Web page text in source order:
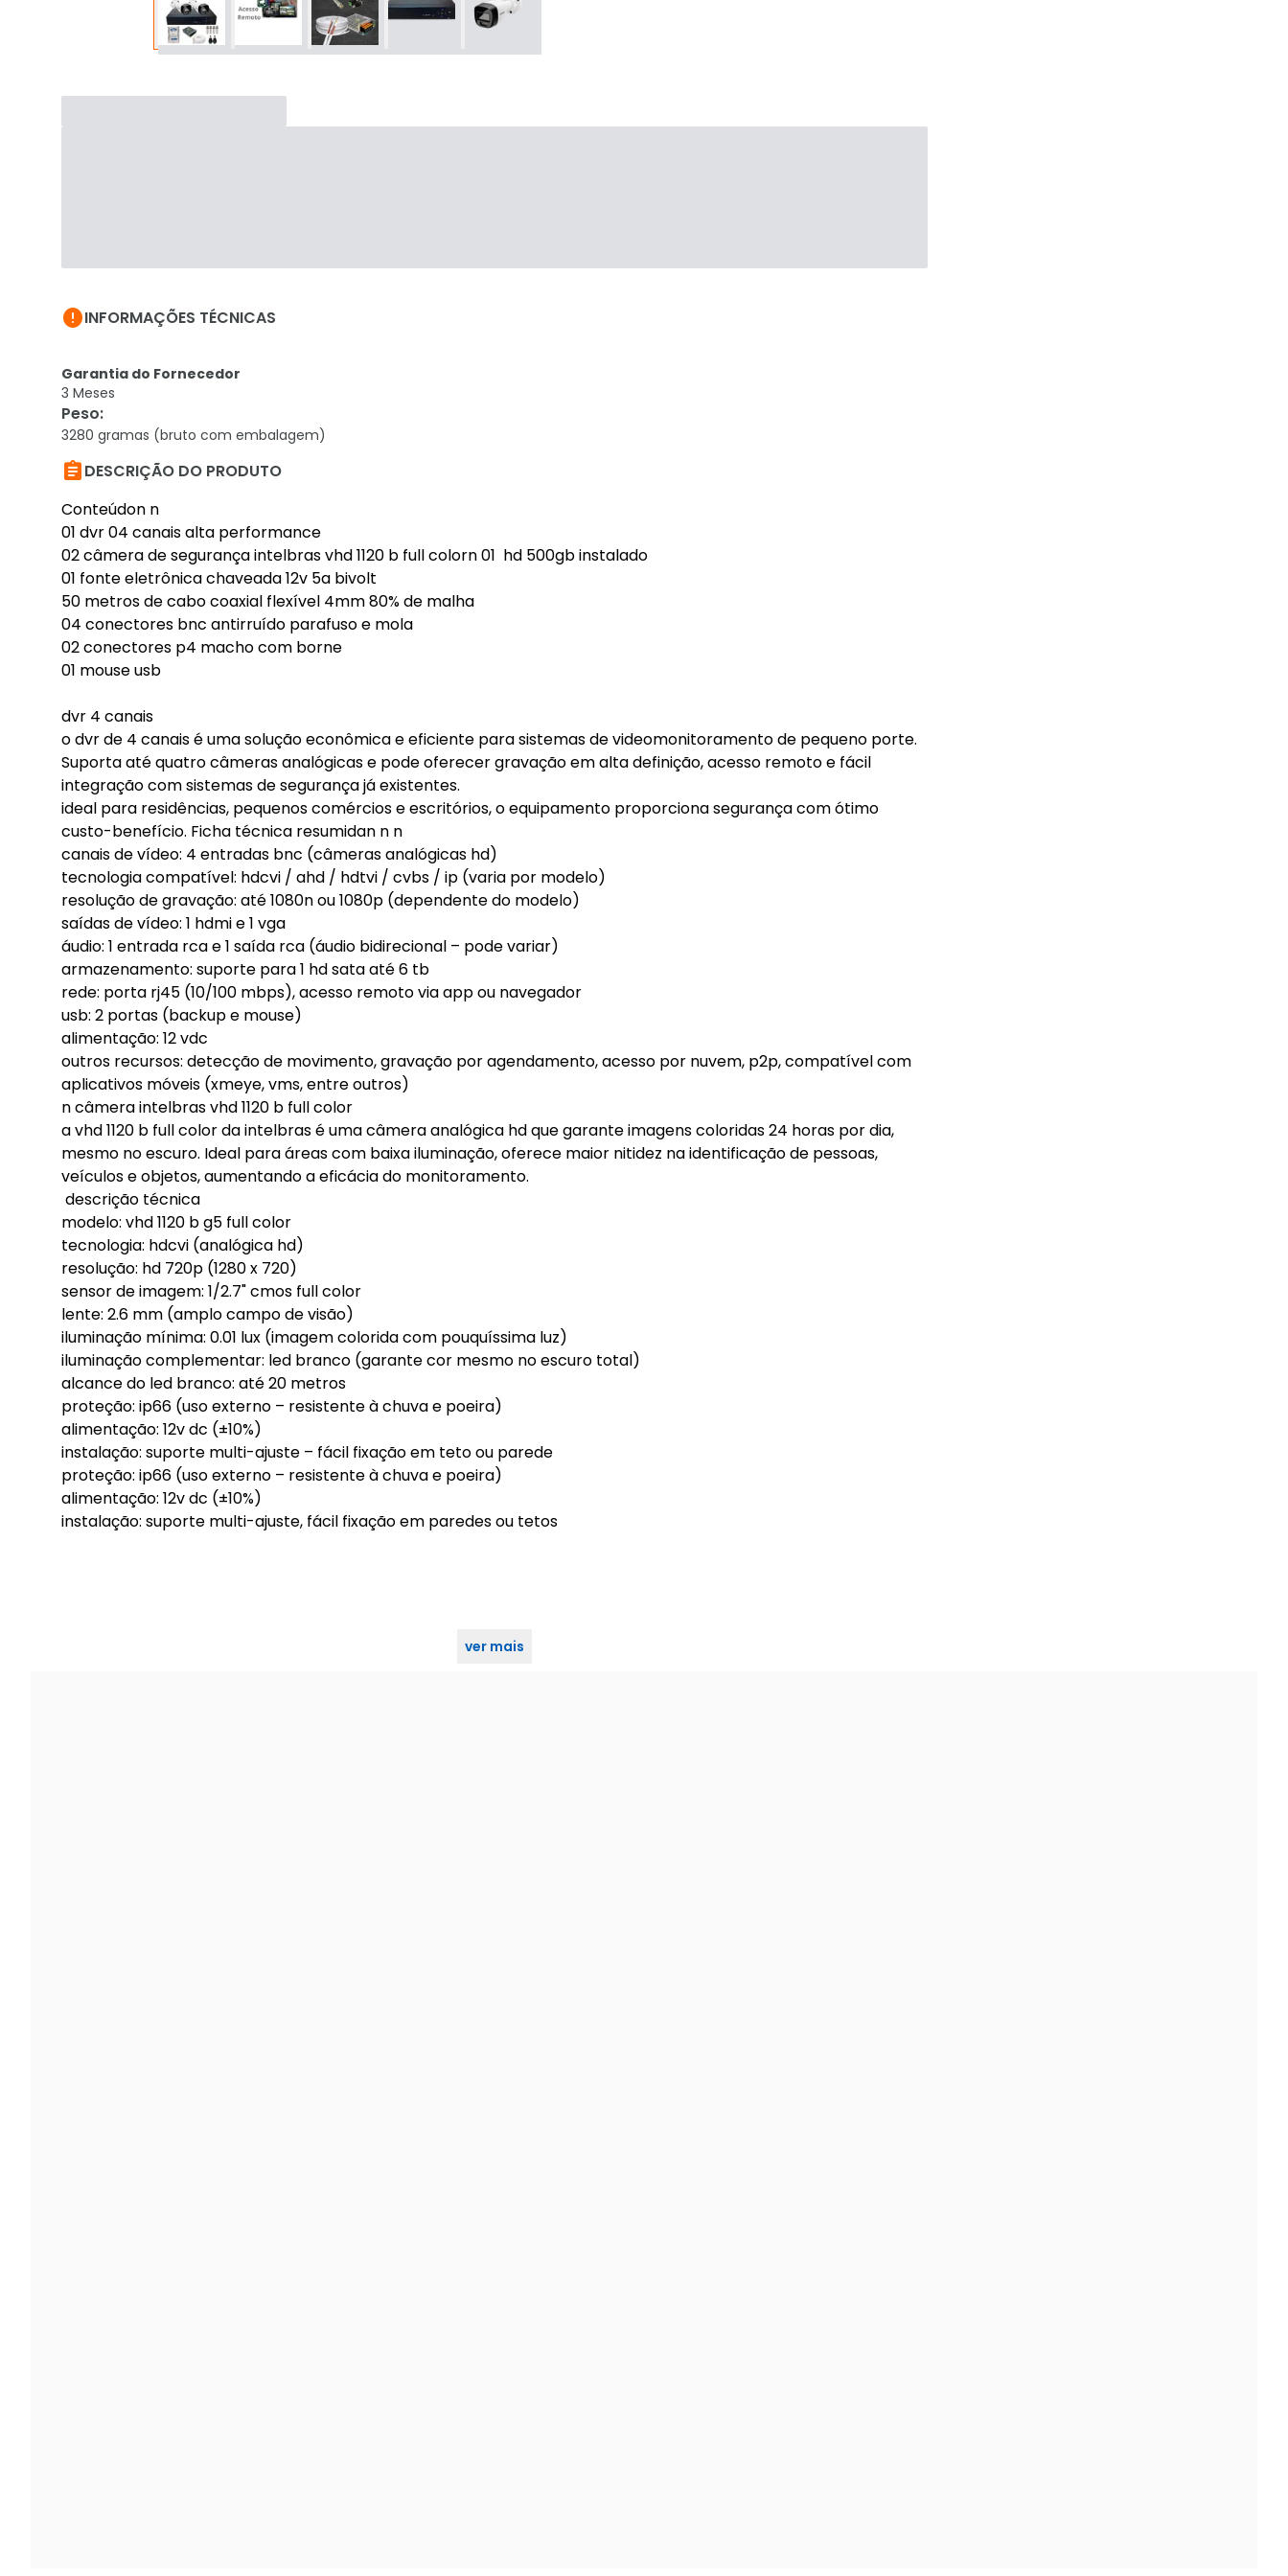
INFORMAÇÕES TÉCNICAS
Garantia do Fornecedor
3 Meses
Peso:
3280 gramas (bruto com embalagem)
DESCRIÇÃO DO PRODUTO
Conteúdon n
01 dvr 04 canais alta performance
02 câmera de segurança intelbras vhd 1120 b full colorn 01 hd 500gb instalado
01 fonte eletrônica chaveada 12v 5a bivolt
50 metros de cabo coaxial flexível 4mm 80% de malha
04 conectores bnc antirruído parafuso e mola
02 conectores p4 macho com borne
01 mouse usb
dvr 4 canais
o dvr de 4 canais é uma solução econômica e eficiente para sistemas de videomonitoramento de pequeno porte.
Suporta até quatro câmeras analógicas e pode oferecer gravação em alta definição, acesso remoto e fácil
integração com sistemas de segurança já existentes.
ideal para residências, pequenos comércios e escritórios, o equipamento proporciona segurança com ótimo
custo-benefício. Ficha técnica resumidan n n
canais de vídeo: 4 entradas bnc (câmeras analógicas hd)
tecnologia compatível: hdcvi / ahd / hdtvi / cvbs / ip (varia por modelo)
resolução de gravação: até 1080n ou 1080p (dependente do modelo)
saídas de vídeo: 1 hdmi e 1 vga
áudio: 1 entrada rca e 1 saída rca (áudio bidirecional – pode variar)
armazenamento: suporte para 1 hd sata até 6 tb
rede: porta rj45 (10/100 mbps), acesso remoto via app ou navegador
usb: 2 portas (backup e mouse)
alimentação: 12 vdc
outros recursos: detecção de movimento, gravação por agendamento, acesso por nuvem, p2p, compatível com
aplicativos móveis (xmeye, vms, entre outros)
n câmera intelbras vhd 1120 b full color
a vhd 1120 b full color da intelbras é uma câmera analógica hd que garante imagens coloridas 24 horas por dia,
mesmo no escuro. Ideal para áreas com baixa iluminação, oferece maior nitidez na identificação de pessoas,
veículos e objetos, aumentando a eficácia do monitoramento.
descrição técnica
modelo: vhd 1120 b g5 full color
tecnologia: hdcvi (analógica hd)
resolução: hd 720p (1280 x 720)
sensor de imagem: 1/2.7" cmos full color
lente: 2.6 mm (amplo campo de visão)
iluminação mínima: 0.01 lux (imagem colorida com pouquíssima luz)
iluminação complementar: led branco (garante cor mesmo no escuro total)
alcance do led branco: até 20 metros
proteção: ip66 (uso externo – resistente à chuva e poeira)
alimentação: 12v dc (±10%)
instalação: suporte multi-ajuste – fácil fixação em teto ou parede
proteção: ip66 (uso externo – resistente à chuva e poeira)
alimentação: 12v dc (±10%)
instalação: suporte multi-ajuste, fácil fixação em paredes ou tetos
ver mais